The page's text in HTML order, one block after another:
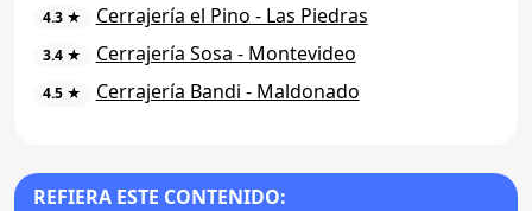
4.3 ★ Cerrajería el Pino - Las Piedras
3.4 ★ Cerrajería Sosa - Montevideo
4.5 ★ Cerrajería Bandi - Maldonado
REFIERA ESTE CONTENIDO: